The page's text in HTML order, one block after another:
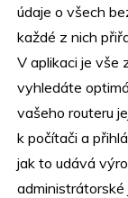
údaje o všech
každé z nich
V aplikaci je vše
vyhledáte
vašeho routeru
k počítači a
jak to udává
administrátorské